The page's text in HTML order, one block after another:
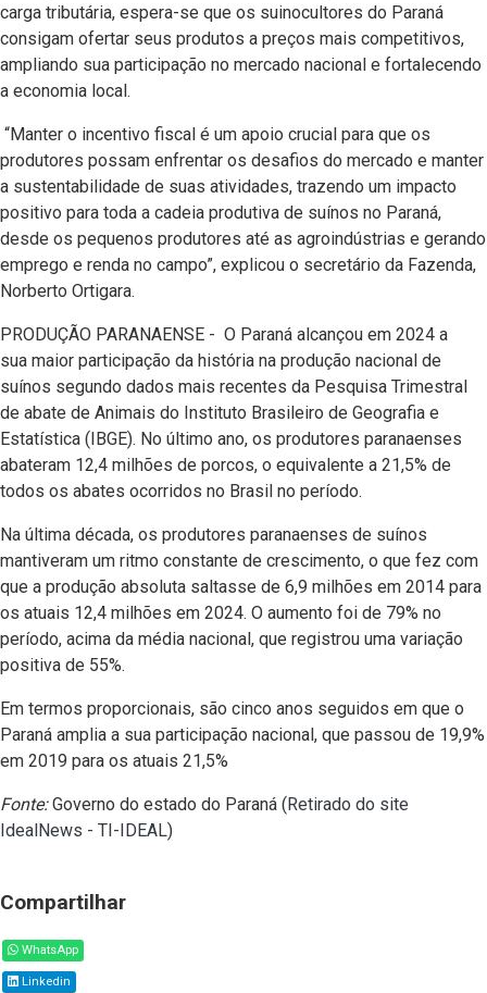
carga tributária, espera-se que os suinocultores do Paraná
consigam ofertar seus produtos a preços mais competitivos,
ampliando sua participação no mercado nacional e fortalecendo
a economia local.
“Manter o incentivo fiscal é um apoio crucial para que os
produtores possam enfrentar os desafios do mercado e manter
a sustentabilidade de suas atividades, trazendo um impacto
positivo para toda a cadeia produtiva de suínos no Paraná,
desde os pequenos produtores até as agroindústrias e gerando
emprego e renda no campo”, explicou o secretário da Fazenda,
Norberto Ortigara.
PRODUÇÃO PARANAENSE - O Paraná alcançou em 2024 a
sua maior participação da história na produção nacional de
suínos segundo dados mais recentes da Pesquisa Trimestral
de abate de Animais do Instituto Brasileiro de Geografia e
Estatística (IBGE). No último ano, os produtores paranaenses
abateram 12,4 milhões de porcos, o equivalente a 21,5% de
todos os abates ocorridos no Brasil no período.
Na última década, os produtores paranaenses de suínos
mantiveram um ritmo constante de crescimento, o que fez com
que a produção absoluta saltasse de 6,9 milhões em 2014 para
os atuais 12,4 milhões em 2024. O aumento foi de 79% no
período, acima da média nacional, que registrou uma variação
positiva de 55%.
Em termos proporcionais, são cinco anos seguidos em que o
Paraná amplia a sua participação nacional, que passou de 19,9%
em 2019 para os atuais 21,5%
Fonte:Governo do estado do Paraná (Retirado do site
IdealNews - TI-IDEAL)
Compartilhar
WhatsApp
Linkedin